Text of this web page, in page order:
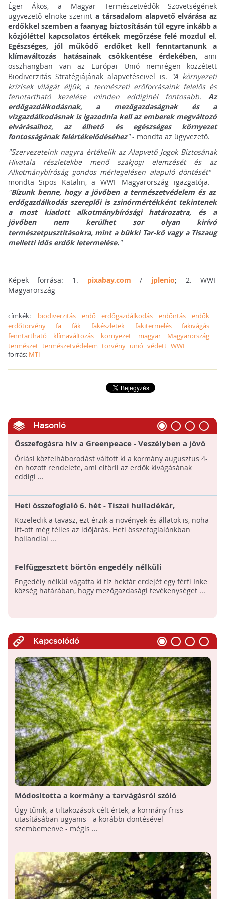
Éger Ákos, a Magyar Természetvédők Szövetségének
ügyvezető elnöke szerinta társadalom alapvető elvárása az
erdőkkel szemben a faanyag biztosításán túl egyre inkább a
közjóléttel kapcsolatos értékek megőrzése felé mozdul el.
Egészséges, jól működő erdőket kell fenntartanunk a
klímaváltozás hatásainak csökkentése érdekében, ami
összhangban van az Európai Unió nemrégen közzétett
Biodiverzitás Stratégiájának alapvetéseivel is.
"A környezeti
krízisek világát éljük, a természeti erőforrásaink felelős és
fenntartható kezelése minden eddiginél fontosabb.Az
erdőgazdálkodásnak, a mezőgazdaságnak és a
vízgazdálkodásnak is igazodnia kell az emberek megváltozó
elvárásaihoz, az élhető és egészséges környezet
fontosságának felértékelődéséhez"- mondta az ügyvezető.
"Szervezeteink nagyra értékelik az Alapvető Jogok Biztosának
Hivatala részletekbe menő szakjogi elemzését és az
Alkotmánybíróság gondos mérlegelésen alapuló döntését"-
mondta Sipos Katalin, a WWF Magyarország igazgatója. -
"Bízunk benne, hogy a jövőben a természetvédelem és az
erdőgazdálkodás szereplői is zsinórmértékként tekintenek
a most kiadott alkotmánybírósági határozatra, és a
jövőben nem kerülhet sor olyan kirívó
természetpusztításokra, mint a bükki Tar-kő vagy a Tiszaug
melletti idős erdők letermelése."
Képek forrása: 1. pixabay.com / jplenio; 2. WWF
Magyarország
címkék: biodiverzitás erdő erdőgazdálkodás erdőirtás
erdők
erdőtörvény
fa fák fakészletek fakitermelés
fakivágás
fenntartható
klímaváltozás környezet magyar
Magyarország
természet természetvédelem törvény unió védett WWF
forrás: MTI
Hasonló
Összefogásra hív a Greenpeace - Veszélyben a jövő
nemzedékek erdővagyona!
Óriási közfelháborodást váltott ki a kormány augusztus 4-
én hozott rendelete, ami eltörli az erdők kivágásának
eddigi ...
Heti összefoglaló 6. hét - Tiszai hulladékár,
medveles, holland havazás
Közeledik a tavasz, ezt érzik a növények és állatok is, noha
itt-ott még télies az időjárás. Heti összefoglalónkban
hollandiai ...
Felfüggesztett börtön engedély nélküli
fakivágásért
Engedély nélkül vágatta ki tíz hektár erdejét egy férfi Inke
község határában, hogy mezőgazdasági tevékenységet ...
Kapcsolódó
Módosította a kormány a tarvágásról szóló
rendeletet
Úgy tűnik, a tiltakozások célt értek, a kormány friss
utasításában ugyanis - a korábbi döntésével
szembemenve - mégis ...